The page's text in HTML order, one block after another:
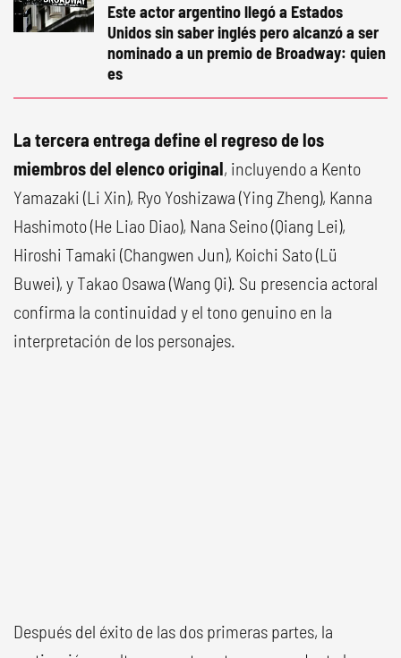
Este actor argentino llegó a Estados
Unidos sin saber inglés pero alcanzó a ser
nominado a un premio de Broadway: quien
es
La tercera entrega define el regreso de los
miembros del elenco original, incluyendo a Kento
Yamazaki (Li Xin), Ryo Yoshizawa (Ying Zheng), Kanna
Hashimoto (He Liao Diao), Nana Seino (Qiang Lei),
Hiroshi Tamaki (Changwen Jun), Koichi Sato (Lü
Buwei), y Takao Osawa (Wang Qi). Su presencia actoral
confirma la continuidad y el tono genuino en la
interpretación de los personajes.
Después del éxito de las dos primeras partes, la